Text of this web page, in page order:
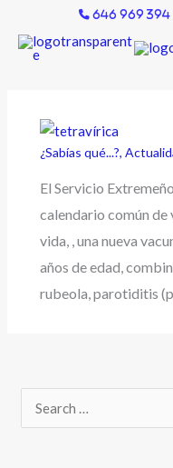
contenido
646 969 394
¿Sabías qué...?,
El Servicio
calendario común de
vida, , una nueva
años de edad,
rubeola, parotiditis